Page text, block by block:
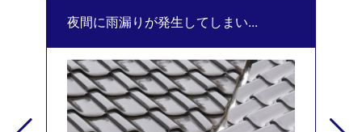
夜間に雨漏りが発生してしまい...